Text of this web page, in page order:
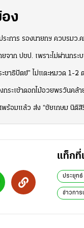
ง
การ รองนายกฯ ควบรมว.
จาก ปชป. เพราะไม่ผ่านกร
ะชาธิปัตย์” ไม่แตะหมวด 1-2
กระเช้าดอกไม้อวยพรวันคล้
พร้อมแล้ว ส่ง “ชัยเกษม นิติ
แท็กที่
ประยุทธ์
ข่าวการ